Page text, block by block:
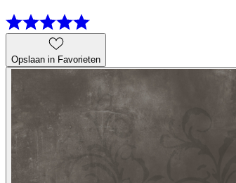
Opslaan in Favorieten